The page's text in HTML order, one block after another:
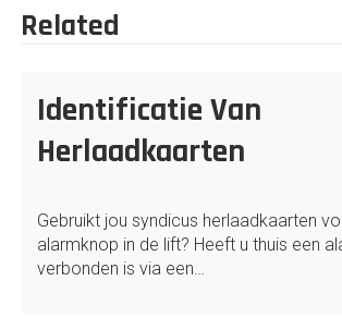
Related
Identificatie Van
Herlaadkaarten
Gebruikt jou syndicus herlaadkaarten
alarmknop in de lift? Heeft u thuis een
verbonden is via een…